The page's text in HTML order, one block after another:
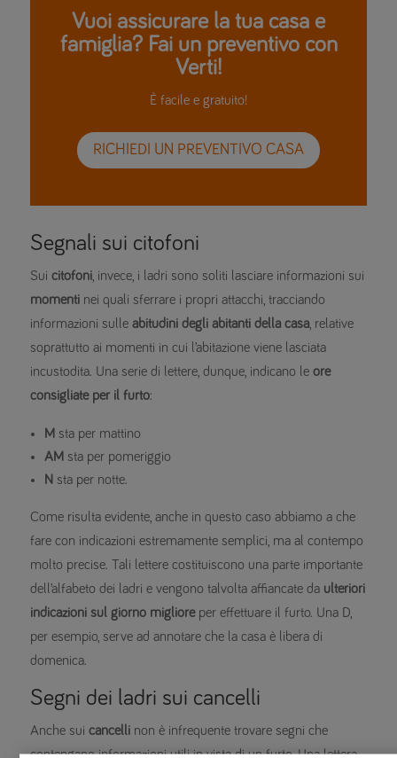
Vuoi assicurare la tua casa e
famiglia? Fai un preventivo con
Verti!
È facile e gratuito!
RICHIEDI UN PREVENTIVO CASA
Segnali sui citofoni
Sui citofoni , invece, i ladri sono soliti lasciare informazioni sui
momenti nei quali sferrare i propri attacchi, tracciando
informazioni sulle abitudini degli abitanti della casa , relative
soprattutto ai momenti in cui l’abitazione viene lasciata
incustodita. Una serie di lettere, dunque, indicano le ore
consigliate per il furto:
M sta per mattino
AM sta per pomeriggio
N sta per notte.
Come risulta evidente, anche in questo caso abbiamo a che
fare con indicazioni estremamente semplici, ma al contempo
molto precise. Tali lettere costituiscono una parte importante
dell’alfabeto dei ladri e vengono talvolta affiancate da ulteriori
indicazioni sul giorno miglioreper effettuare il furto. Una D,
per esempio, serve ad annotare che la casa è libera di
domenica.
Segni dei ladri sui cancelli
Anche sui cancelli non è infrequente trovare segni che
contengano informazioni utili in vista di un furto. Una lettera